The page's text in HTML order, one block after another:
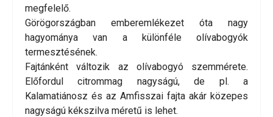
megfelelő.
Görögországban emberemlékezet óta nagy
hagyománya van a különféle olívabogyók
termesztésének.
Fajtánként változik az olívabogyó szemmérete.
Előfordul citrommag nagyságú, de pl. a
Kalamatiánosz és az Amfisszai fajta akár közepes
nagyságú kékszilva méretű is lehet.